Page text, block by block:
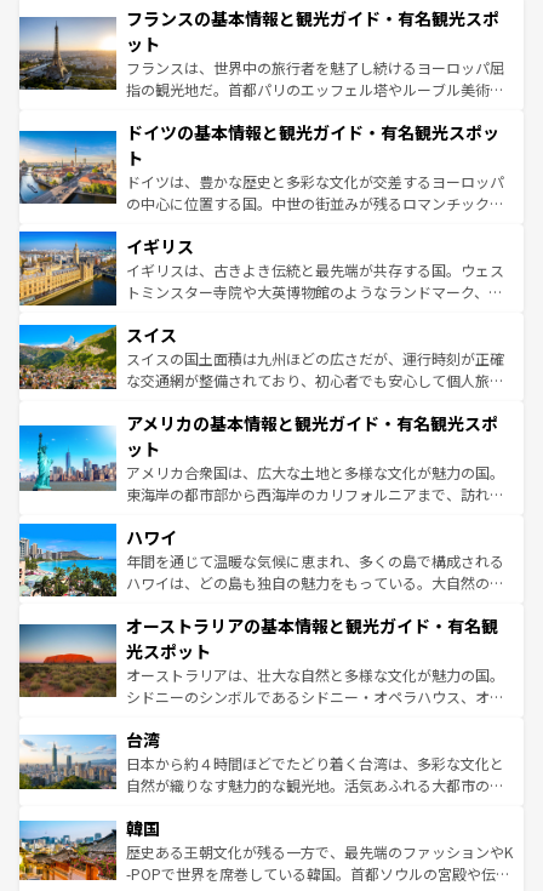
なお、新着のイタリア情報はコンテンツ一覧を参照してほ
しい。
文化が根付くこの国では、情熱的なフラメンコ、熱気あふ
れる闘牛、そして美味しいタパスが生活の一部となってい
る。首都マドリードの洗練された雰囲気や、バルセロナの
アートに溢れた街角から、地方では古代ローマ遺跡や中世
せる。地方によって風土や気候が異なるスペインはその個
ンテンツ一覧 を参照してほしい。
フランスの基本情報と観光ガイド・有名観光スポ
ット
フランスは、世界中の旅行者を魅了し続けるヨーロッパ屈
指の観光地だ。首都パリのエッフェル塔やルーブル美術館
で、幅広い魅力が詰まっている。華麗な宮殿、歴史的な大
聖堂、美しいビーチ、そして豊かな自然が、訪れる者を心
から魅了する。また、フランスは美食の国としても知ら
れ、フランス料理はユネスコ無形文化遺産にも登録されて
香り高いラベンダー畑など、多彩な楽しみ方が可能だ。さ
らに、パリ以外の地域にも魅力が溢れており、どの街角に
も豊かな歴史と文化が息づいている。パリ以外の個性あふ
を参照してほしい。
ドイツの基本情報と観光ガイド・有名観光スポッ
ト
ドイツは、豊かな歴史と多彩な文化が交差するヨーロッパ
の中心に位置する国。中世の街並みが残るロマンチック街
顔を持つこの国は、どこを歩いても飽きることがない。ベ
ルリンの文化的活気、バイエルン州のアルプスの絶景、そ
してライン川沿いのワイン畑といった風景は必見。ビール
は、お酒好きな人にはぜひ体験してほしい。 なお、新着の
ドイツ情報はコンテンツ一覧を参照してほしい。
イギリス
イギリスは、古きよき伝統と最先端が共存する国。ウェス
トミンスター寺院や大英博物館のようなランドマーク、歴
リアごとに異なる魅力がある。また、優雅なアフタヌーン
ティー、ビール好きにはたまらない英国パブ、サッカー観
戦など、本場だからこそできる体験も豊富。イギリスを旅
ンツ一覧を参照してほしい。
スイス
スイスの国土面積は九州ほどの広さだが、運行時刻が正確
な交通網が整備されており、初心者でも安心して個人旅行
の建物がそのまま残る町や、スイスならではのユニークな
博物館もあり、アルプス観光だけでなく町歩きも満喫する
ことができる。国民の所得が高いため物価も高いが、旅行
者向けの交通パス提供のサービスもあり、うまく活用すれ
着のスイス情報は
アメリカの基本情報と観光ガイド・有名観光スポ
ット
アメリカ合衆国は、広大な土地と多様な文化が魅力の国。
東海岸の都市部から西海岸のカリフォルニアまで、訪れる
のような巨大都市は、観光、ショッピング、エンターテイ
ンメントが詰まった刺激的なスポットだ。一方、アメリカ
西部には大自然が広がり、グランドキャニオンやイエロー
部のニューオーリンズでは、音楽と美食が融合した独特の
文化が魅力。旅行者はアメリカの各地域で異なる魅力を楽
しみながら、その多様性と豊かな歴史を感じることができ
るだろう。車でのロードトリップや列車の旅も、アメリカ
情報は
ハワイ
年間を通じて温暖な気候に恵まれ、多くの島で構成される
ハワイは、どの島も独自の魅力をもっている。大自然の神
ワイ島は見逃せない。また、定番の観光地といえばオアフ
島だが、静かな自然を求めるならマウイ島やカウアイ島が
おすすめ。エメラルドグリーンに輝く海をはじめ、豊かな
文化や歴史が息づいている。「アロハスピリット」と呼ば
人々、おいしいローカルフードやハワイアンミュージッ
ク、伝統的なフラダンスなど、すべてがハワイの魅力を彩
っている。訪れるたびに新しい発見と感動が待っているハ
はコンテンツ一覧
オーストラリアの基本情報と観光ガイド・有名観
光スポット
オーストラリアは、壮大な自然と多様な文化が魅力の国。
シドニーのシンボルであるシドニー・オペラハウス、オー
リアリーフや大陸中央部にそびえるウルル（エアーズロッ
ク）、タスマニアの美しい原生林やケアンズの熱帯雨林な
ど、見どころがたくさん。また、カフェやワイン、オージ
いる。アクティビティも充実しており、サーフィンやダイ
ビング、ハイキングなど、アウトドア好きにはたまらな
い。オーストラリアの多彩な魅力を存分に味わいつくそ
台湾
日本から約４時間ほどでたどり着く台湾は、多彩な文化と
自然が織りなす魅力的な観光地。活気あふれる大都市の台
ン）、静ひつな山岳地帯である台湾東部など、都市の喧騒
と山間の静けさが共存しており、訪れる人に新しい発見と
驚きをもたらしてくれる。また、奥深い台湾の食文化も魅
韓国
歴史ある王朝文化が残る一方で、最先端のファッションやK
-POPで世界を席巻している韓国。首都ソウルの宮殿や伝統